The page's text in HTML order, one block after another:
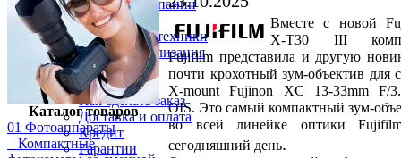
Новости компании
Услуги
Прокат фототехники
Выкуп и реализация
Покупателям
Акции
Как сделать заказ
Доставка и оплата
Кредит
Гарантии
Каталог товаров
01 Фотоаппараты
Компактные
Вместе с новой
X-T30 III
Fujifilm представила и другую
почти крохотный зум-объектив для
X-mount Fujinon XC 13-33mm F/
OIS. Это самый компактный зум-
во всей линейке оптики
сегодняшний день.